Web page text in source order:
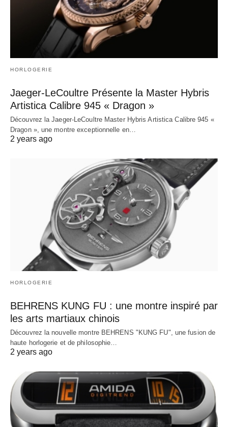
HORLOGERIE
Jaeger-LeCoultre Présente la Master Hybris
Artistica Calibre 945 « Dragon »
Découvrez la Jaeger-LeCoultre Master Hybris Artistica Calibre 945 «
Dragon », une montre exceptionnelle en…
2 years ago
HORLOGERIE
BEHRENS KUNG FU : une montre inspiré par
les arts martiaux chinois
Découvrez la nouvelle montre BEHRENS "KUNG FU", une fusion de
haute horlogerie et de philosophie…
2 years ago